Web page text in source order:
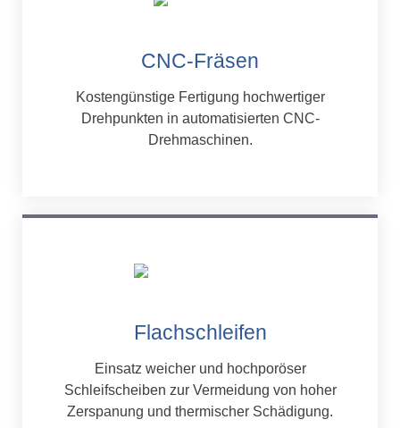
CNC-Fräsen
Kostengünstige Fertigung hochwertiger
Drehpunkten in automatisierten CNC-
Drehmaschinen.
Flachschleifen
Einsatz weicher und hochporöser
Schleifscheiben zur Vermeidung von hoher
Zerspanung und thermischer Schädigung.